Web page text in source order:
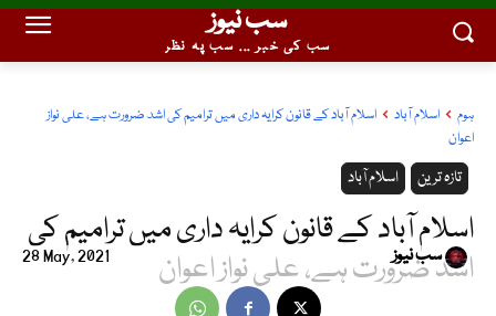
سب نیوز
سب کی خبر ... سب پہ نظر
ہوم اسلام آباد
اسلام آباد کے قانون کرایہ داری میں ترامیم کی اشد ضرورت ہے، علی نواز
اعوان
اسلام آباد تازہ ترین
اسلام آباد کے قانون کرایہ داری میں ترامیم کی
اشد ضرورت ہے، علی نواز اعوان
28 May, 2021 سب نیوز